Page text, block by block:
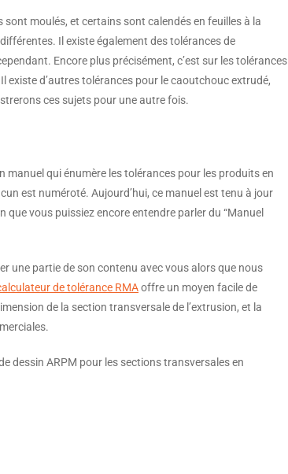
moulés, et certains sont calendés en feuilles à la
Il existe également des tolérances de
Encore plus précisément, c’est sur les tolérances
existe d’autres tolérances pour le caoutchouc extrudé,
ces sujets pour une autre fois.
qui énumère les tolérances pour les produits en
est numéroté. Aujourd’hui, ce manuel est tenu à jour
que vous puissiez encore entendre parler du “Manuel
une partie de son contenu avec vous alors que nous
de tolérance RMAoffre un moyen facile de
de la section transversale de l’extrusion, et la
dessin ARPM pour les sections transversales en